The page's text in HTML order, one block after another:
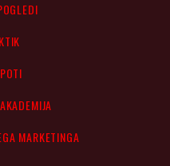
MARKETINGA